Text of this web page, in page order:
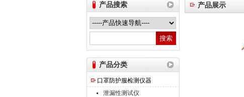
山东德瑞克仪器股份有限公司
产品搜索
产品分类
口罩防护服检测仪器
泄漏性测试仪
产品展示